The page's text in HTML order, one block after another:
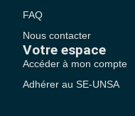
FAQ
Nous contacter
Votre espace
Accéder à mon compte
Adhérer au SE-UNSA